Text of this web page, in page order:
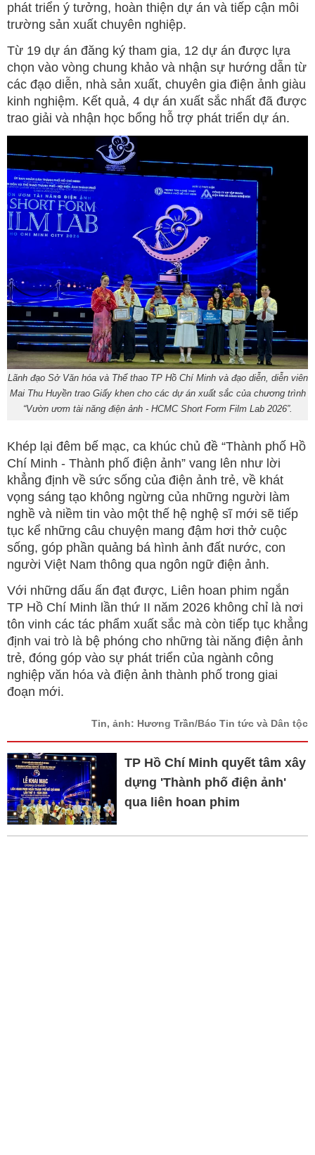
phát triển ý tưởng, hoàn thiện dự án và tiếp cận môi
trường sản xuất chuyên nghiệp.
Từ 19 dự án đăng ký tham gia, 12 dự án được lựa
chọn vào vòng chung khảo và nhận sự hướng dẫn từ
các đạo diễn, nhà sản xuất, chuyên gia điện ảnh giàu
kinh nghiệm. Kết quả, 4 dự án xuất sắc nhất đã được
trao giải và nhận học bổng hỗ trợ phát triển dự án.
Lãnh đạo Sở Văn hóa và Thể thao TP Hồ Chí Minh và đạo diễn, diễn viên
Mai Thu Huyền trao Giấy khen cho các dự án xuất sắc của chương trình
“Vườn ươm tài năng điện ảnh - HCMC Short Form Film Lab 2026”.
Khép lại đêm bế mạc, ca khúc chủ đề “Thành phố Hồ
Chí Minh - Thành phố điện ảnh” vang lên như lời
khẳng định về sức sống của điện ảnh trẻ, về khát
vọng sáng tạo không ngừng của những người làm
nghề và niềm tin vào một thế hệ nghệ sĩ mới sẽ tiếp
tục kể những câu chuyện mang đậm hơi thở cuộc
sống, góp phần quảng bá hình ảnh đất nước, con
người Việt Nam thông qua ngôn ngữ điện ảnh.
Với những dấu ấn đạt được, Liên hoan phim ngắn
TP Hồ Chí Minh lần thứ II năm 2026 không chỉ là nơi
tôn vinh các tác phẩm xuất sắc mà còn tiếp tục khẳng
định vai trò là bệ phóng cho những tài năng điện ảnh
trẻ, đóng góp vào sự phát triển của ngành công
nghiệp văn hóa và điện ảnh thành phố trong giai
đoạn mới.
Tin, ảnh: Hương Trần/Báo Tin tức và Dân tộc
TP Hồ Chí Minh quyết tâm xây
dựng 'Thành phố điện ảnh'
qua liên hoan phim